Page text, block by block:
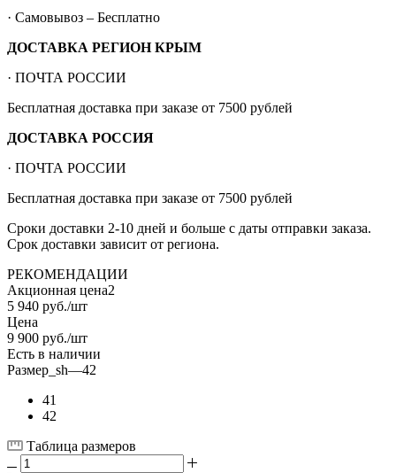
· Самовывоз – Бесплатно
ДОСТАВКА РЕГИОН КРЫМ
· ПОЧТА РОССИИ
Бесплатная доставка при заказе от 7500 рублей
ДОСТАВКА РОССИЯ
· ПОЧТА РОССИИ
Бесплатная доставка при заказе от 7500 рублей
Сроки доставки 2-10 дней и больше с даты отправки заказа.
Срок доставки зависит от региона.
РЕКОМЕНДАЦИИ
Акционная цена2
5 940 руб./шт
Цена
9 900 руб./шт
Есть в наличии
Размер_sh—42
41
42
Таблица размеров